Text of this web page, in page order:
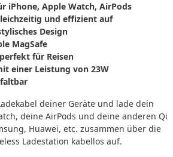
iPhone, Apple Watch, AirPods
und effizient auf
Design
MagSafe
für Reisen
einer Leistung von 23W
deiner Geräte und lade dein
deine AirPods und deine anderen Qi
Huawei, etc. zusammen über die
Ladestation kabellos auf.